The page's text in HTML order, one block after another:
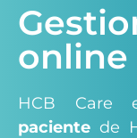
online
HCB
paciente de